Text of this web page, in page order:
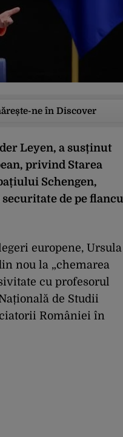
ne în Discover
Leyen, a susținut
privind Starea
Schengen,
de pe
europene, Ursula
nou la „chemarea
cu profesorul
de Studii
României în